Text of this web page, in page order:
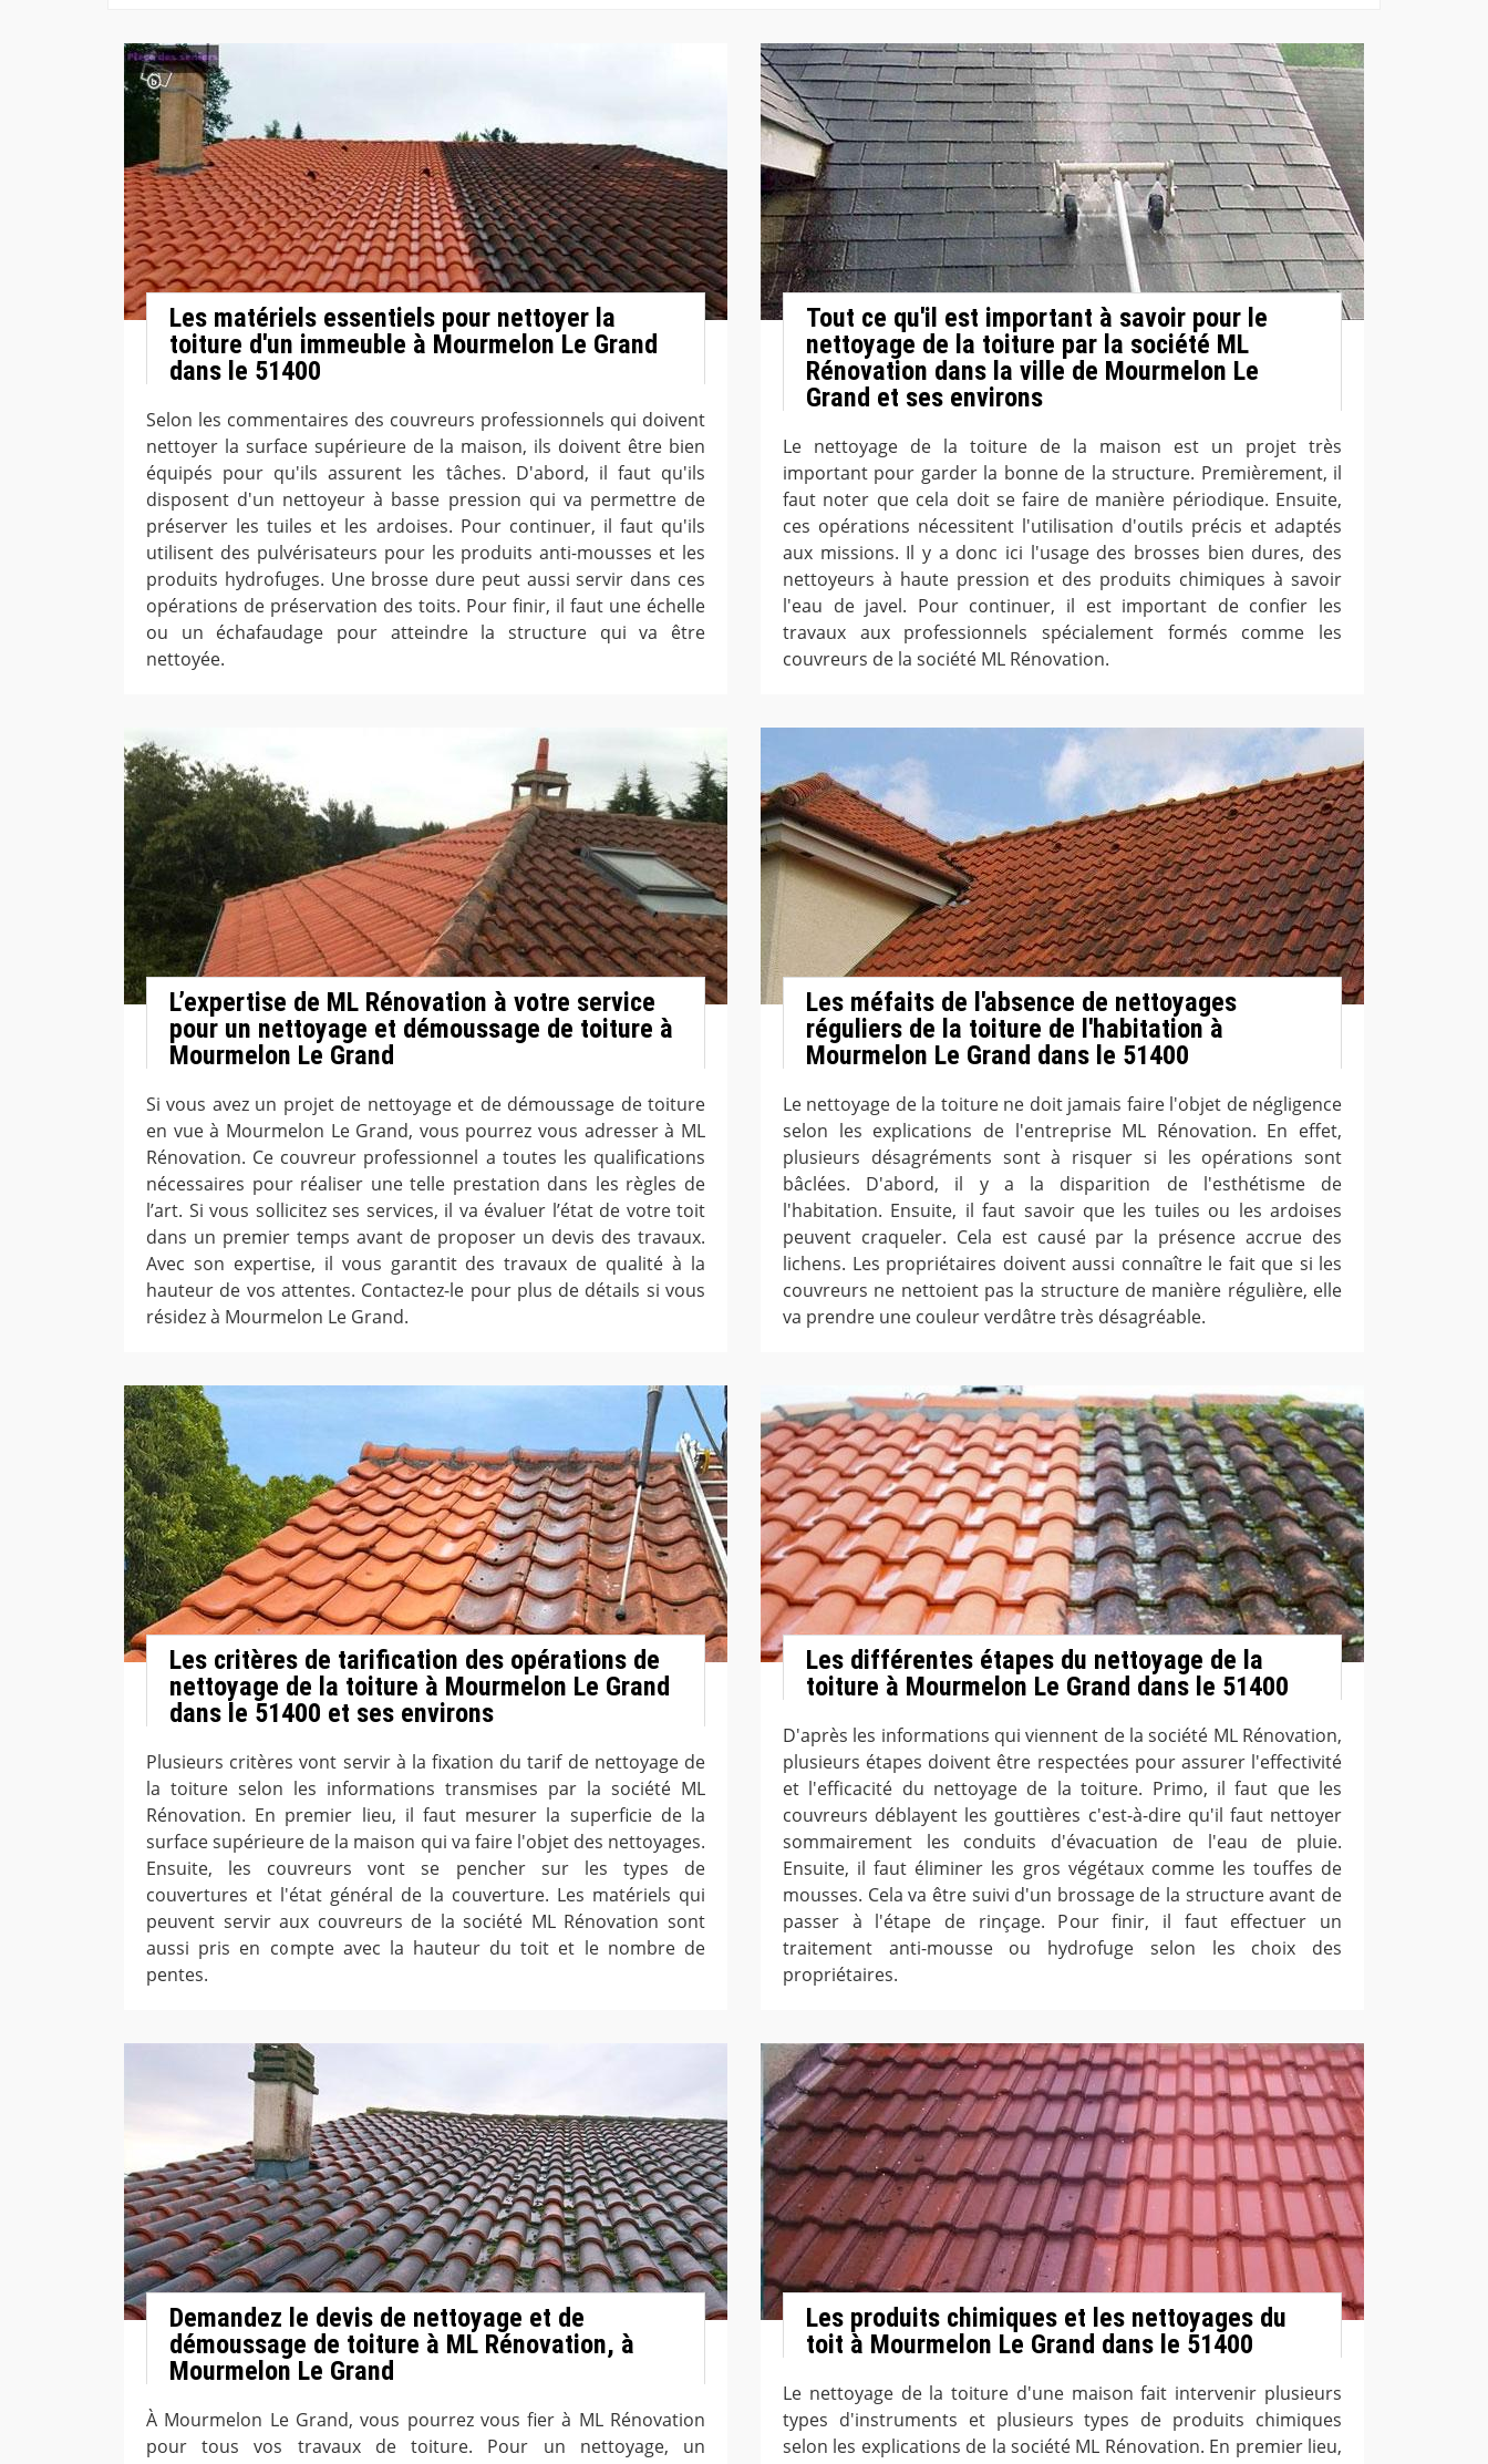
Les matériels essentiels pour nettoyer la
toiture d'un immeuble à Mourmelon Le Grand
dans le 51400
Selon les commentaires des couvreurs professionnels qui doivent
nettoyer la surface supérieure de la maison, ils doivent être bien
équipés pour qu'ils assurent les tâches. D'abord, il faut qu'ils
disposent d'un nettoyeur à basse pression qui va permettre de
préserver les tuiles et les ardoises. Pour continuer, il faut qu'ils
utilisent des pulvérisateurs pour les produits anti-mousses et les
produits hydrofuges. Une brosse dure peut aussi servir dans ces
opérations de préservation des toits. Pour finir, il faut une échelle
ou un échafaudage pour atteindre la structure qui va être
nettoyée.
Tout ce qu'il est important à savoir pour le
nettoyage de la toiture par la société ML
Rénovation dans la ville de Mourmelon Le
Grand et ses environs
Le nettoyage de la toiture de la maison est un projet très
important pour garder la bonne de la structure. Premièrement, il
faut noter que cela doit se faire de manière périodique. Ensuite,
ces opérations nécessitent l'utilisation d'outils précis et adaptés
aux missions. Il y a donc ici l'usage des brosses bien dures, des
nettoyeurs à haute pression et des produits chimiques à savoir
l'eau de javel. Pour continuer, il est important de confier les
travaux aux professionnels spécialement formés comme les
couvreurs de la société ML Rénovation.
L’expertise de ML Rénovation à votre service
pour un nettoyage et démoussage de toiture à
Mourmelon Le Grand
Si vous avez un projet de nettoyage et de démoussage de toiture
en vue à Mourmelon Le Grand, vous pourrez vous adresser à ML
Rénovation. Ce couvreur professionnel a toutes les qualifications
nécessaires pour réaliser une telle prestation dans les règles de
l’art. Si vous sollicitez ses services, il va évaluer l’état de votre toit
dans un premier temps avant de proposer un devis des travaux.
Avec son expertise, il vous garantit des travaux de qualité à la
hauteur de vos attentes. Contactez-le pour plus de détails si vous
résidez à Mourmelon Le Grand.
Les méfaits de l'absence de nettoyages
réguliers de la toiture de l'habitation à
Mourmelon Le Grand dans le 51400
Le nettoyage de la toiture ne doit jamais faire l'objet de négligence
selon les explications de l'entreprise ML Rénovation. En effet,
plusieurs désagréments sont à risquer si les opérations sont
bâclées. D'abord, il y a la disparition de l'esthétisme de
l'habitation. Ensuite, il faut savoir que les tuiles ou les ardoises
peuvent craqueler. Cela est causé par la présence accrue des
lichens. Les propriétaires doivent aussi connaître le fait que si les
couvreurs ne nettoient pas la structure de manière régulière, elle
va prendre une couleur verdâtre très désagréable.
Les critères de tarification des opérations de
nettoyage de la toiture à Mourmelon Le Grand
dans le 51400 et ses environs
Plusieurs critères vont servir à la fixation du tarif de nettoyage de
la toiture selon les informations transmises par la société ML
Rénovation. En premier lieu, il faut mesurer la superficie de la
surface supérieure de la maison qui va faire l'objet des nettoyages.
Ensuite, les couvreurs vont se pencher sur les types de
couvertures et l'état général de la couverture. Les matériels qui
peuvent servir aux couvreurs de la société ML Rénovation sont
aussi pris en compte avec la hauteur du toit et le nombre de
pentes.
Les différentes étapes du nettoyage de la
toiture à Mourmelon Le Grand dans le 51400
D'après les informations qui viennent de la société ML Rénovation,
plusieurs étapes doivent être respectées pour assurer l'effectivité
et l'efficacité du nettoyage de la toiture. Primo, il faut que les
couvreurs déblayent les gouttières c'est-à-dire qu'il faut nettoyer
sommairement les conduits d'évacuation de l'eau de pluie.
Ensuite, il faut éliminer les gros végétaux comme les touffes de
mousses. Cela va être suivi d'un brossage de la structure avant de
passer à l'étape de rinçage. Pour finir, il faut effectuer un
traitement anti-mousse ou hydrofuge selon les choix des
propriétaires.
Demandez le devis de nettoyage et de
démoussage de toiture à ML Rénovation, à
Mourmelon Le Grand
À Mourmelon Le Grand, vous pourrez vous fier à ML Rénovation
pour tous vos travaux de toiture. Pour un nettoyage, un
Les produits chimiques et les nettoyages du
toit à Mourmelon Le Grand dans le 51400
Le nettoyage de la toiture d'une maison fait intervenir plusieurs
types d'instruments et plusieurs types de produits chimiques
selon les explications de la société ML Rénovation. En premier lieu,